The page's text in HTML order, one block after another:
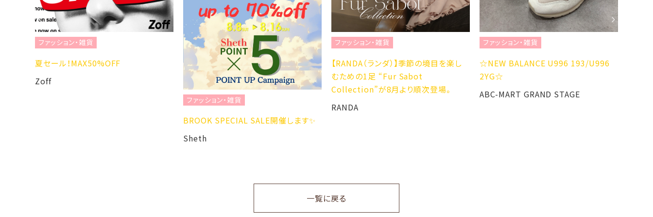
ファッション・雑貨
夏セール！MAX50%OFF
ファッション・雑貨
BROOK SPECIAL SALE開催します✨
Sheth
ファッション・雑貨
【RANDA（ランダ）】季節の境目を楽し
むための1足 “Fur Sabot
Collection”が8月より順次登場。
RANDA
ファッション・雑貨
☆NEW BALANCE U996 193/U996
2YG☆
ABC-MART GRAND STAGE
一覧に戻る